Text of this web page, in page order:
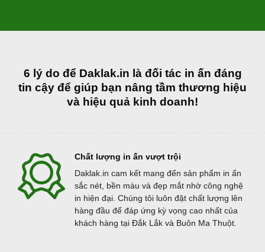
6 lý do để Daklak.in là đối tác in ấn đáng
tin cậy để giúp bạn nâng tầm thương hiệu
và hiệu quả kinh doanh!
Chất lượng in ấn vượt trội
Daklak.in cam kết mang đến sản phẩm in ấn
sắc nét, bền màu và đẹp mắt nhờ công nghệ
in hiện đại. Chúng tôi luôn đặt chất lượng lên
hàng đầu để đáp ứng kỳ vọng cao nhất của
khách hàng tại Đắk Lắk và Buôn Ma Thuột.